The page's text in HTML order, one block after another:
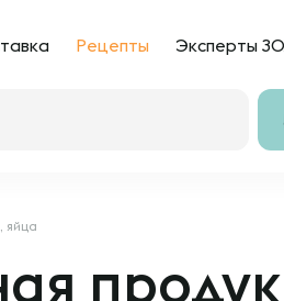
Рецепты Эксперты
яйца